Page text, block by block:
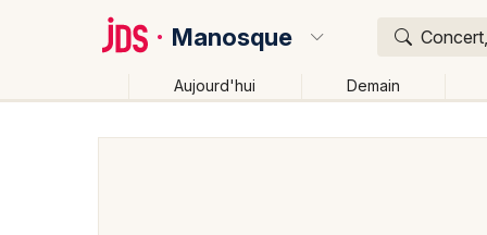
Manosque
Aujourd'hui Demain